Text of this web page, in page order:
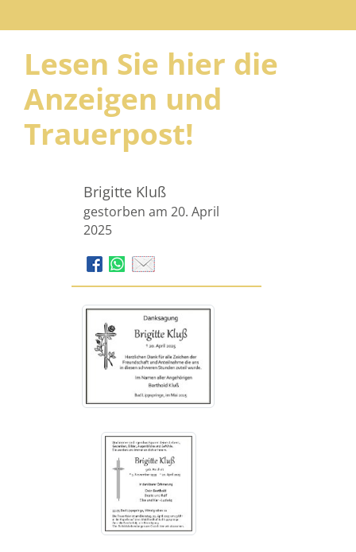
Lesen Sie hier die
Anzeigen und
Trauerpost!
Brigitte Kluß
gestorben am 20. April
2025